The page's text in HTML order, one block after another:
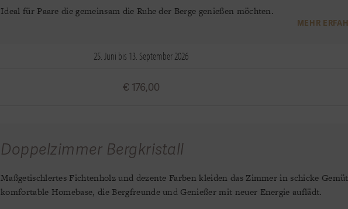
Ideal für Paare die gemeinsam die Ruhe der Berge genießen möchten.
MEHR
25. Juni bis 13. September 2026
€ 176,00
Doppelzimmer Bergkristall
Maßgetischlertes Fichtenholz und dezente Farben kleiden das Zimmer in schicke
komfortable Homebase, die Bergfreunde und Genießer mit neuer Energie auflädt.